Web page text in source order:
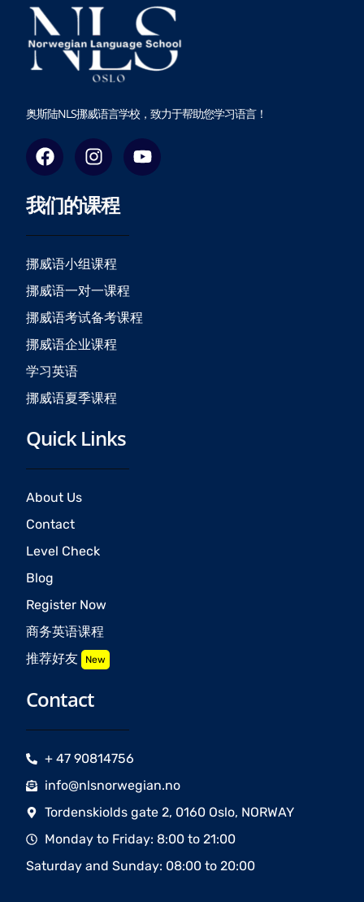
奥斯陆NLS挪威语言学校，致力于帮助您学习语言！
F
a
c
e
b
o
o
k
I
n
s
t
a
g
r
a
m
Y
o
u
我们的课程
挪威语小组课程
挪威语一对一课程
挪威语考试备考课程
挪威语企业课程
学习英语
挪威语夏季课程
Quick Links
About Us
Contact
Level Check
Blog
Register Now
商务英语课程
推荐好友 New
Contact
+ 47 90814756
info@nlsnorwegian.no
Tordenskiolds gate 2, 0160 Oslo, NORWAY
Monday to Friday: 8:00 to 21:00
Saturday and Sunday: 08:00 to 20:00